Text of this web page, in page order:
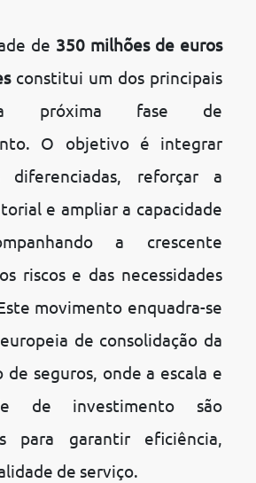
de 350 milhões de euros
constitui um dos principais
próxima fase de
O objetivo é integrar
diferenciadas, reforçar a
e ampliar a capacidade
a crescente
riscos e das necessidades
movimento enquadra-se
de consolidação da
seguros, onde a escala e
de investimento são
para garantir eficiência,
de serviço.